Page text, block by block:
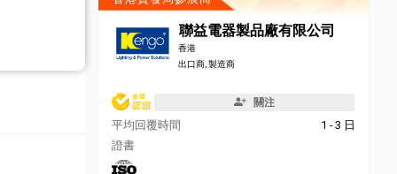
聯益電器製品廠有限公司
香港
出口商, 製造商
關注
平均回覆時間
1 - 3 日
證書